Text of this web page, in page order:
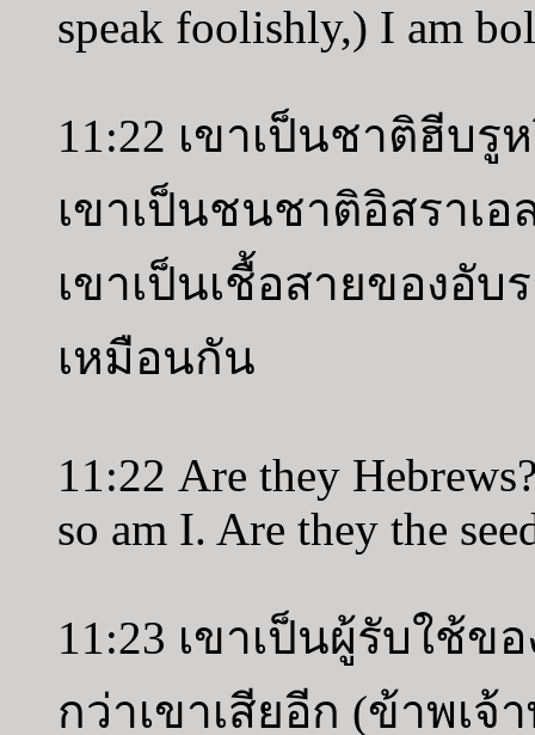
speak foolishly,) I am
11:22 เขาเป็นชาติฮีบรู
เขาเป็นชนชาติอิสราเ
เขาเป็นเชื้อสายของอับ
เหมือนกัน
11:22 Are they
so am I. Are they the
11:23 เขาเป็นผู้รับใช้ข
กว่าเขาเสียอีก (ข้าพเจ้